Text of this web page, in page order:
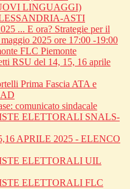
LINGUAGGI)
ASTI
... E ora? Strategie per il
2025 ore 17:00 -19:00
FLC Piemonte
RSU del 14, 15, 16 aprile
Prima Fascia ATA e
comunicato sindacale
ELETTORALI SNALS-
APRILE 2025 - ELENCO
ELETTORALI UIL
ELETTORALI FLC